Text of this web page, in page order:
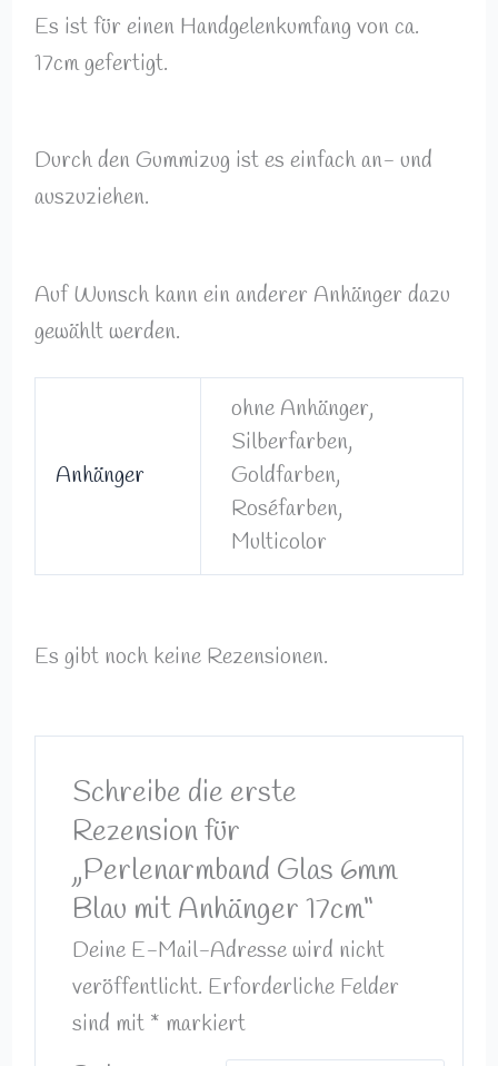
Es ist für einen Handgelenkumfang von ca.
17cm gefertigt.
Durch den Gummizug ist es einfach an- und
auszuziehen.
Auf Wunsch kann ein anderer Anhänger dazu
gewählt werden.
Anhänger
ohne Anhänger,
Silberfarben,
Goldfarben,
Roséfarben,
Multicolor
Es gibt noch keine Rezensionen.
Schreibe die erste
Rezension für
„Perlenarmband Glas 6mm
Blau mit Anhänger 17cm“
Deine E-Mail-Adresse wird nicht
veröffentlicht. Erforderliche Felder
sind mit * markiert